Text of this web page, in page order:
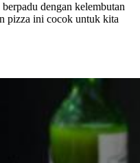
dengan kelembutan
pizza ini cocok untuk kita